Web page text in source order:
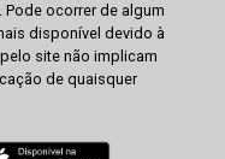
ocorrer de algum
disponível devido à
site não implicam
de quaisquer